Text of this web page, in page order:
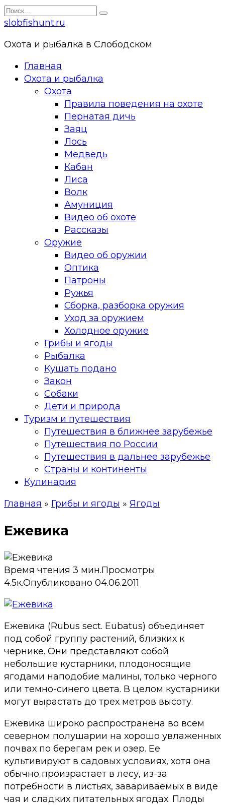
Перейти
к
Search
for:
slobfishunt.ru
Охота и рыбалка в Слободском
Главная
Охота и рыбалка
Охота
Правила поведения на охоте
Пернатая дичь
Заяц
Лось
Медведь
Кабан
Лиса
Волк
Амуниция
Видео об охоте
Рассказы
Оружие
Видео об оружии
Оптика
Патроны
Ружья
Сборка, разборка оружия
Уход за оружием
Холодное оружие
Грибы и ягоды
Рыбалка
Кушать подано
Закон
Собаки
Дети и природа
Туризм и путешествия
Путешествия в ближнее зарубежье
Путешествия по России
Путешествия в дальнее зарубежье
Страны и континенты
Кулинария
Главная » Грибы и ягоды » Ягоды
Ежевика
Время чтения 3 мин.Просмотры
4.5к.Опубликовано 04.06.2011
Ежевика (Rubus sect. Eubatus) объединяет
под собой группу растений, близких к
чернике. Они представляют собой
небольшие кустарники, плодоносящие
ягодами наподобие малины, только черного
или темно-синего цвета. В целом кустарники
могут вырастать до трех метров высоту.
Ежевика широко распространена во всем
северном полушарии на хорошо увлаженных
почвах по берегам рек и озер. Ее
культивируют в садовых условиях, хотя она
обычно произрастает в лесу, из-за
потребности в листьях, завариваемых в виде
чая и сладких питательных ягодах. Плоды